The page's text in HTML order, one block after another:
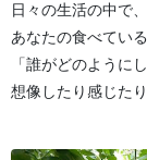
日々の生活の中で、
あなたの食べてい
「誰がどのように
想像したり感じた